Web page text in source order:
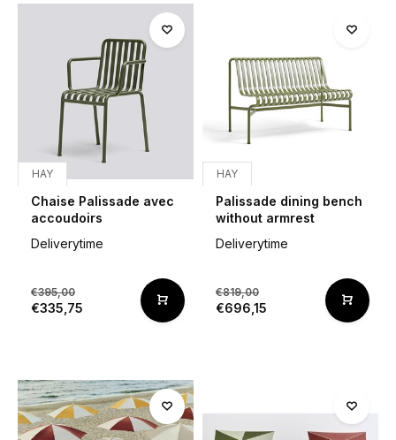
HAY
Chaise Palissade avec
accoudoirs
Deliverytime
€395,00
€335,75
HAY
Palissade dining bench
without armrest
Deliverytime
€819,00
€696,15